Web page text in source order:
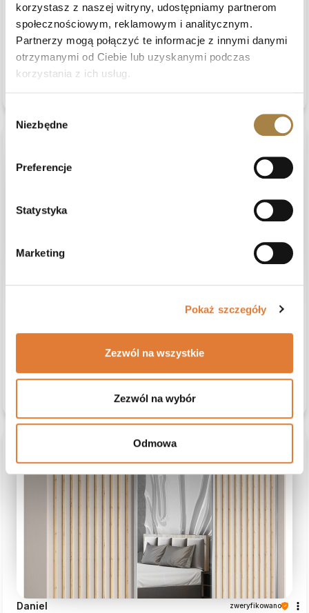
korzystasz z naszej witryny, udostępniamy partnerom
społecznościowym, reklamowym i analitycznym.
Partnerzy mogą połączyć te informacje z innymi danymi
otrzymanymi od Ciebie lub uzyskanymi podczas
korzystania z ich usług.
zgody
Niezbędne
Preferencje
Statystyka
Marketing
Pokaż szczegóły
Zezwól na wszystkie
Zezwól na wybór
Odmowa
Komentarz sklepu
Opinia dotyczy podobnego produktu:Szafa przesuwna z
lustrem VIVA, Biały, 240 cm, Nie
6/9/2026
0
Wszystko jest świetne, stół wygląda świetnie
Opinia dotyczy podobnego produktu: Okrągły rozkładany
stół z metalowymi nogami LUMI, Kaszmir
8/4/2026
podgląd
Daniel zweryfikowano